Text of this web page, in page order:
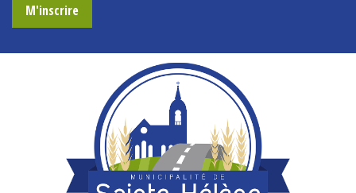
M'inscrire